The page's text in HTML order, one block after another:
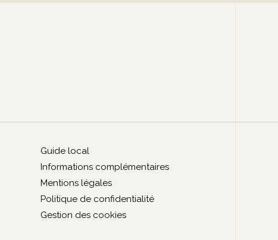
Guide local
Informations complémentaires
Mentions légales
Politique de confidentialité
Gestion des cookies